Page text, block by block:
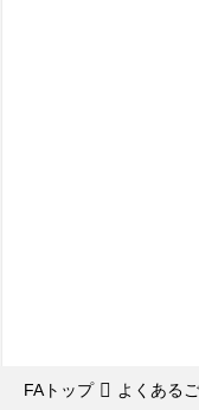
FAトップ よくある